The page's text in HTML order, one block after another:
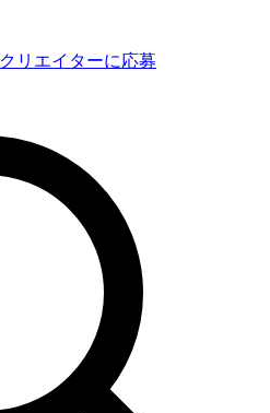
クリエイターに応募